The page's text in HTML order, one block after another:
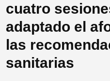
cuatro
adaptado el
las
sanitarias